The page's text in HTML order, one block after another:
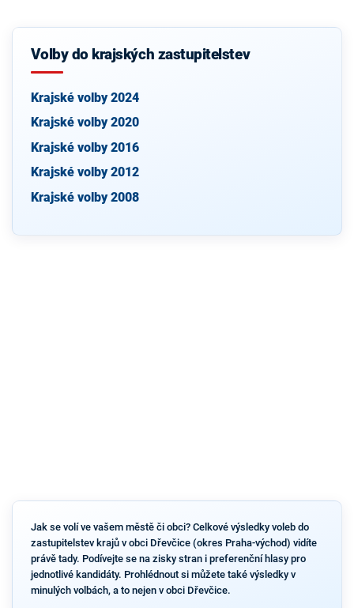
Volby do krajských zastupitelstev
Krajské volby 2024
Krajské volby 2020
Krajské volby 2016
Krajské volby 2012
Krajské volby 2008
Jak se volí ve vašem městě či obci? Celkové výsledky voleb do
zastupitelstev krajů v obci Dřevčice (okres Praha-východ) vidíte
právě tady. Podívejte se na zisky stran i preferenční hlasy pro
jednotlivé kandidáty. Prohlédnout si můžete také výsledky v
minulých volbách, a to nejen v obci Dřevčice.